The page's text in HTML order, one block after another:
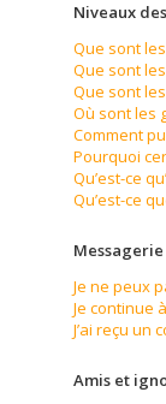
Niveaux
Que sont
Que sont
Que sont
Où sont les
Comment
Pourquoi
Qu’est-ce
Qu’est-ce
Je ne peux
Je continue
J’ai reçu
Amis et